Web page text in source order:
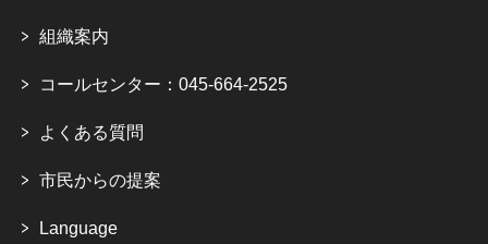
組織案内
コールセンター：045-664-2525
よくある質問
市民からの提案
Language